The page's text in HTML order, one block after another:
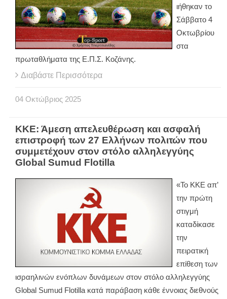
ιήθηκαν το
Σάββατο 4
Οκτωβρίου
στα
πρωταθλήματα της Ε.Π.Σ. Κοζάνης.
Διαβάστε Περισσότερα
04 Οκτώβριος 2025
ΚΚΕ: Άμεση απελευθέρωση και ασφαλή
επιστροφή των 27 Ελλήνων πολιτών που
συμμετέχουν στον στόλο αλληλεγγύης
Global Sumud Flotilla
«Το ΚΚΕ απ’
την πρώτη
στιγμή
καταδίκασε
την
πειρατική
επίθεση των
ισραηλινών ενόπλων δυνάμεων στον στόλο αλληλεγγύης
Global Sumud Flotilla κατά παράβαση κάθε έννοιας διεθνούς